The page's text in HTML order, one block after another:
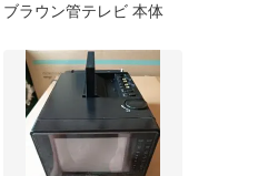
ブラウン管テレビ 本体